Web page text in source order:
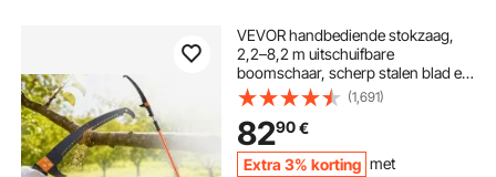
VEVOR handbediende stokzaag,
2,2–8,2 m uitschuifbare
boomschaar, scherp stalen blad en
schaar, hoge takken, takkensnijder
met lichtgewicht glasvezel
handgrepen, voor het snoeien van
palmbomen en struiken.
(1,691)
8290€
Extra 3% korting met